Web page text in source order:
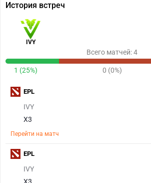
История встреч
IVY
Всего матчей: 4
1 (25%) 0 (0%)
IVY
X3
Перейти на матч
EPL
IVY
EPL